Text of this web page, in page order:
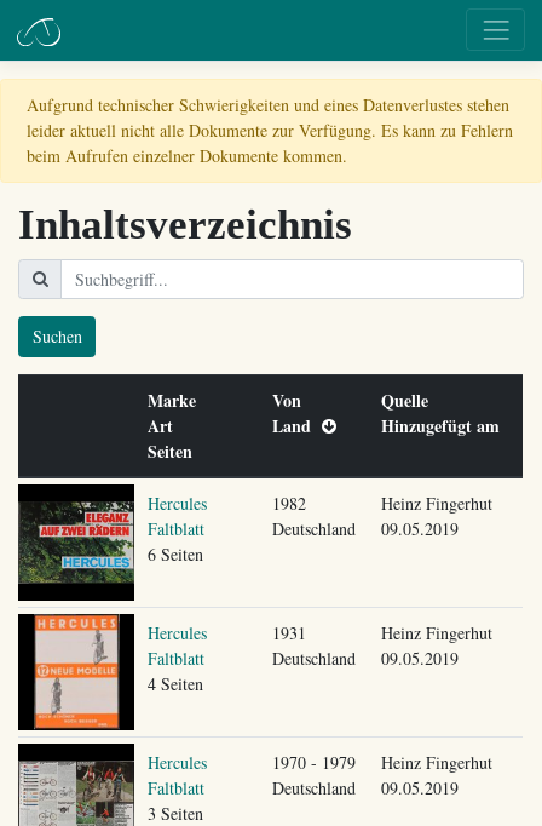
Aufgrund technischer Schwierigkeiten und eines Datenverlustes stehen
leider aktuell nicht alle Dokumente zur Verfügung. Es kann zu Fehlern
beim Aufrufen einzelner Dokumente kommen.
Inhaltsverzeichnis
Suchen
Marke
Art
Seiten
Von
Land
Quelle
Hinzugefügt am
Hercules
Faltblatt
6 Seiten
1982
Deutschland
Heinz Fingerhut
09.05.2019
Hercules
Faltblatt
4 Seiten
1931
Deutschland
Heinz Fingerhut
09.05.2019
Hercules
Faltblatt
3 Seiten
1970 - 1979
Deutschland
Heinz Fingerhut
09.05.2019